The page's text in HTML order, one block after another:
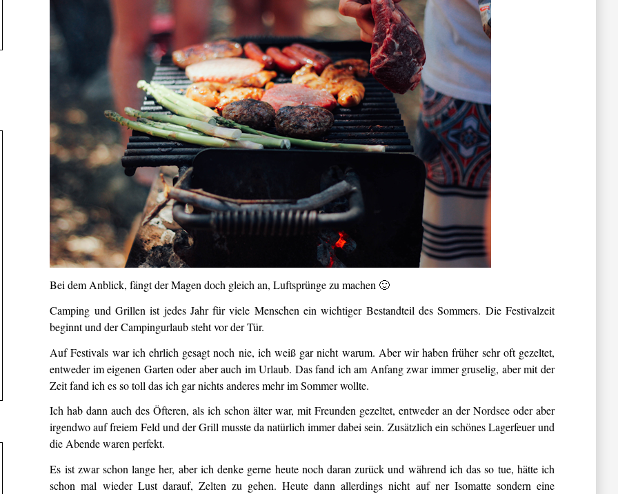
Bei dem Anblick, fängt der Magen doch gleich an, Luftsprünge zu machen 🙂
Camping und Grillen ist jedes Jahr für viele Menschen ein wichtiger Bestandteil des Sommers. Die Festivalzeit
beginnt und der Campingurlaub steht vor der Tür.
Auf Festivals war ich ehrlich gesagt noch nie, ich weiß gar nicht warum. Aber wir haben früher sehr oft gezeltet,
entweder im eigenen Garten oder aber auch im Urlaub. Das fand ich am Anfang zwar immer gruselig, aber mit der
Zeit fand ich es so toll das ich gar nichts anderes mehr im Sommer wollte.
Ich hab dann auch des Öfteren, als ich schon älter war, mit Freunden gezeltet, entweder an der Nordsee oder aber
irgendwo auf freiem Feld und der Grill musste da natürlich immer dabei sein. Zusätzlich ein schönes Lagerfeuer und
die Abende waren perfekt.
Es ist zwar schon lange her, aber ich denke gerne heute noch daran zurück und während ich das so tue, hätte ich
schon mal wieder Lust darauf, Zelten zu gehen. Heute dann allerdings nicht auf ner Isomatte sondern eine